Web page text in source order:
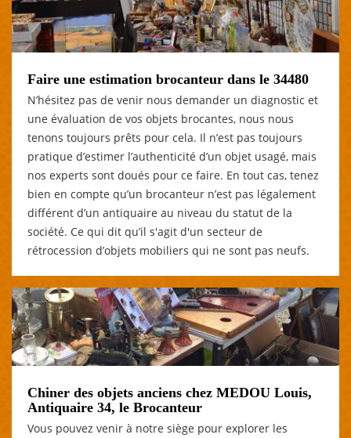
Faire une estimation brocanteur dans le 34480
N’hésitez pas de venir nous demander un diagnostic et
une évaluation de vos objets brocantes, nous nous
tenons toujours prêts pour cela. Il n’est pas toujours
pratique d’estimer l’authenticité d’un objet usagé, mais
nos experts sont doués pour ce faire. En tout cas, tenez
bien en compte qu’un brocanteur n’est pas légalement
différent d’un antiquaire au niveau du statut de la
société. Ce qui dit qu’il s'agit d'un secteur de
rétrocession d’objets mobiliers qui ne sont pas neufs.
Chiner des objets anciens chez MEDOU Louis,
Antiquaire 34, le Brocanteur
Vous pouvez venir à notre siège pour explorer les